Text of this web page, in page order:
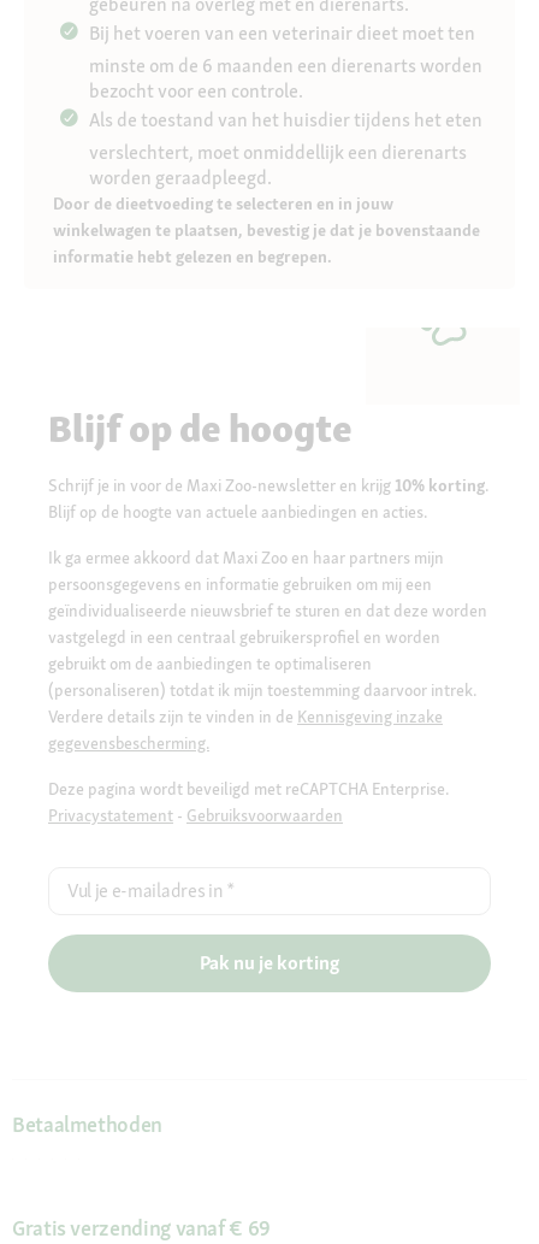
Bij het voeren van een veterinair dieet moet ten
minste om de 6 maanden een dierenarts worden
bezocht voor een controle.
Als de toestand van het huisdier tijdens het eten
verslechtert, moet onmiddellijk een dierenarts
worden geraadpleegd.
Door de dieetvoeding te selecteren en in jouw
winkelwagen te plaatsen, bevestig je dat je bovenstaande
informatie hebt gelezen en begrepen.
Blijf op de hoogte
Schrijf je in voor de Maxi Zoo-newsletter en krijg 10% korting.
Blijf op de hoogte van actuele aanbiedingen en acties.
Ik ga ermee akkoord dat Maxi Zoo en haar partners mijn
persoonsgegevens en informatie gebruiken om mij een
geïndividualiseerde nieuwsbrief te sturen en dat deze worden
vastgelegd in een centraal gebruikersprofiel en worden
gebruikt om de aanbiedingen te optimaliseren
(personaliseren) totdat ik mijn toestemming daarvoor intrek.
Verdere details zijn te vinden in de Kennisgeving inzake
gegevensbescherming.
Deze pagina wordt beveiligd met reCAPTCHA Enterprise.
Privacystatement - Gebruiksvoorwaarden
Vul je e-mailadres in *
Pak nu je korting
Betaalmethoden
Gratis verzending vanaf € 69